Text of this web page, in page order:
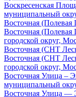
Воскресенская
муниципальный
Восточная
Восточная
городской округ,
Восточная (СНТ
Восточная (СНТ
городской округ,
Восточная Улица –
муниципальный
Восточная Улица —